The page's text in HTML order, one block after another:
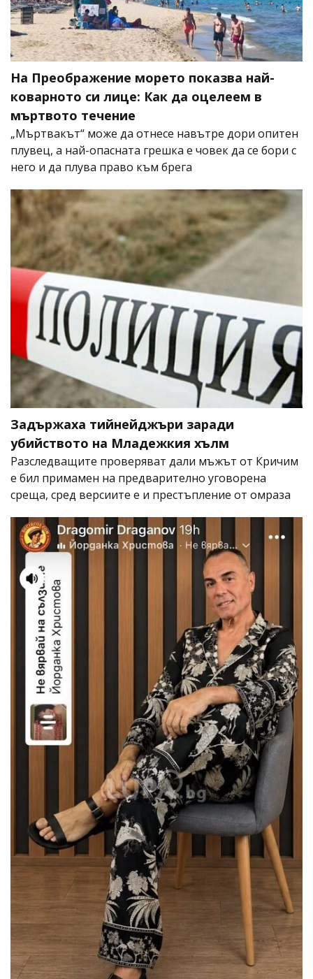
На Преображение морето показва най-
коварното си лице: Как да оцелеем в
мъртвото течение
„Мъртвакът“ може да отнесе навътре дори опитен
плувец, а най-опасната грешка е човек да се бори с
него и да плува право към брега
Задържаха тийнейджъри заради
убийството на Младежкия хълм
Разследващите проверяват дали мъжът от Кричим
е бил примамен на предварително уговорена
среща, сред версиите е и престъпление от омраза